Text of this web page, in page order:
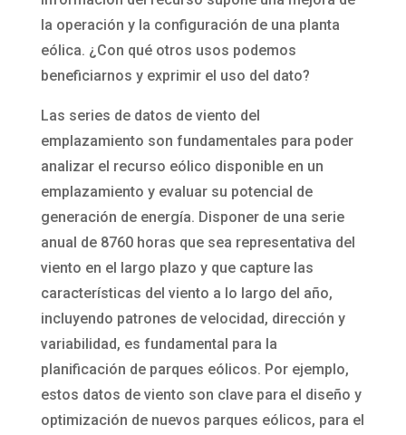
la operación y la configuración de una planta
eólica. ¿Con qué otros usos podemos
beneficiarnos y exprimir el uso del dato?
Las series de datos de viento del
emplazamiento son fundamentales para poder
analizar el recurso eólico disponible en un
emplazamiento y evaluar su potencial de
generación de energía. Disponer de una serie
anual de 8760 horas que sea representativa del
viento en el largo plazo y que capture las
características del viento a lo largo del año,
incluyendo patrones de velocidad, dirección y
variabilidad, es fundamental para la
planificación de parques eólicos. Por ejemplo,
estos datos de viento son clave para el diseño y
optimización de nuevos parques eólicos, para el